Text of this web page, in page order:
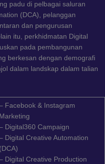
padu di pelbagai saluran
(DCA), pelanggan
dan pengurusan
itu, perkhidmatan Digital
pada pembangunan
berkesan dengan demografi
dalam landskap dalam talian
Facebook & Instagram
Marketing
Digital360 Campaign
Digital Creative Automation
(DCA)
Digital Creative Production